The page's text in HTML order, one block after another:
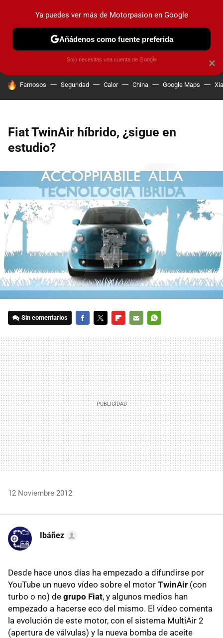
PRUEBAS COCHES ELÉCTRICOS OBSERVATORIO
HOY SE HABLA DE
Famosos Seguridad Calor China Google Maps
Fiat TwinAir híbrido, ¿sigue en
estudio?
Sin comentarios
MAIL
12 Noviembre 2012
Ibáñez
Desde hace unos días ha empezado a difundirse por
YouTube un nuevo vídeo sobre el motor TwinAir (con
turbo o no) de grupo Fiat, y algunos medios han
empezado a hacerse eco del mismo. El vídeo comenta
la evolución de este motor, con el sistema MultiAir 2
(apertura de válvulas) y la nueva bomba de aceite
×
Ya puedes ver más de Motorpasion en Google
Añádenos como fuente preferida
Solo necesitas una cuenta de Google